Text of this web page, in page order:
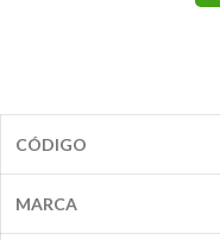
CÓDIGO
MARCA